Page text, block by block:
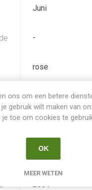
Juni
-
rose
SIB
2001
ons om een betere
gebruik wilt maken van
je toe om cookies te
OK
MEER WETEN